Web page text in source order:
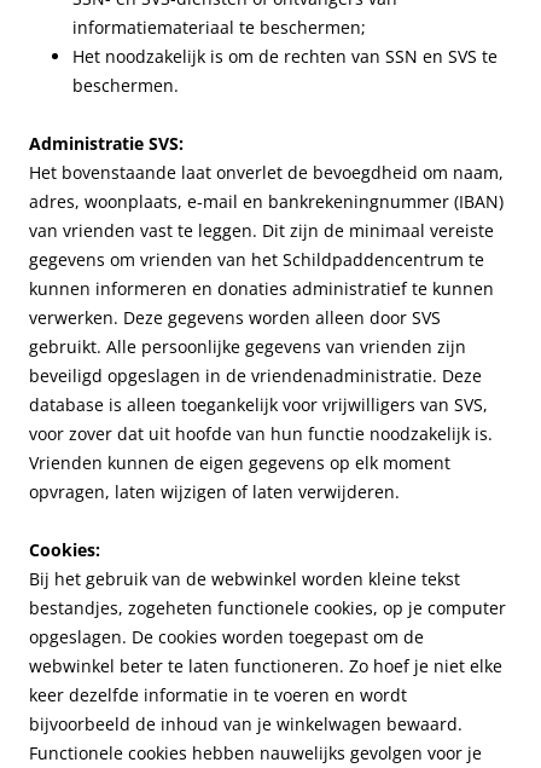
informatiemateriaal te beschermen;
Het noodzakelijk is om de rechten van SSN en SVS te
beschermen.
Administratie SVS:
Het bovenstaande laat onverlet de bevoegdheid om naam,
adres, woonplaats, e-mail en bankrekeningnummer (IBAN)
van vrienden vast te leggen. Dit zijn de minimaal vereiste
gegevens om vrienden van het Schildpaddencentrum te
kunnen informeren en donaties administratief te kunnen
verwerken. Deze gegevens worden alleen door SVS
gebruikt. Alle persoonlijke gegevens van vrienden zijn
beveiligd opgeslagen in de vriendenadministratie. Deze
database is alleen toegankelijk voor vrijwilligers van SVS,
voor zover dat uit hoofde van hun functie noodzakelijk is.
Vrienden kunnen de eigen gegevens op elk moment
opvragen, laten wijzigen of laten verwijderen.
Cookies:
Bij het gebruik van de webwinkel worden kleine tekst
bestandjes, zogeheten functionele cookies, op je computer
opgeslagen. De cookies worden toegepast om de
webwinkel beter te laten functioneren. Zo hoef je niet elke
keer dezelfde informatie in te voeren en wordt
bijvoorbeeld de inhoud van je winkelwagen bewaard.
Functionele cookies hebben nauwelijks gevolgen voor je